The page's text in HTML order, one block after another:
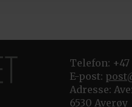
Telefon: +47
E-post:
Adresse:
6530 Averøy